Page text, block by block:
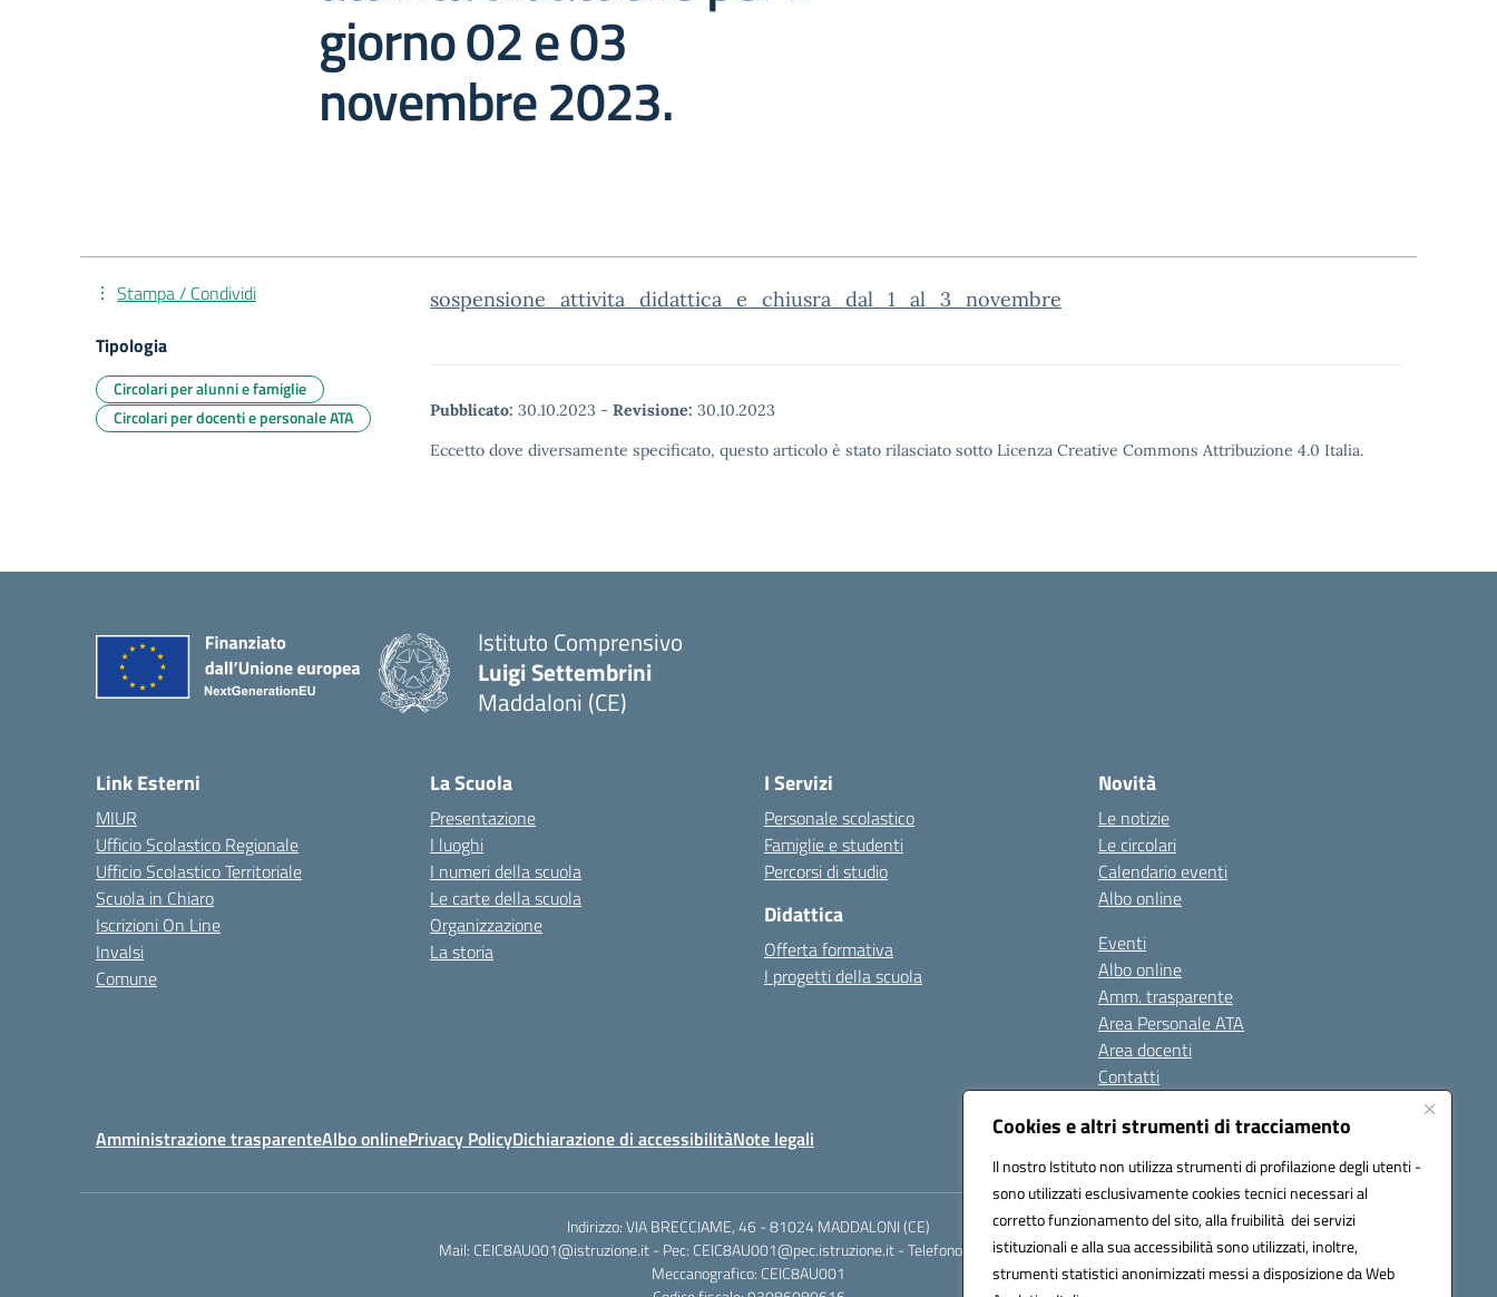
Cookies e altri strumenti di tracciamento
Il nostro Istituto non utilizza strumenti di profilazione degli utenti -
sono utilizzati esclusivamente cookies tecnici necessari al
corretto funzionamento del sito, alla fruibilità dei servizi
istituzionali e alla sua accessibilità sono utilizzati, inoltre,
strumenti statistici anonimizzati messi a disposizione da Web
giorno 02 e 03
novembre 2023.
sospensione_attivita_didattica_e_chiusra_dal_1_al_3_novembre
Pubblicato: 30.10.2023 - Revisione: 30.10.2023
Eccetto dove diversamente specificato, questo articolo è stato rilasciato sotto Licenza Creative Commons Attribuzione 4.0 Italia.
Stampa / Condividi
Tipologia
Circolari per alunni e famiglie
Circolari per docenti e personale ATA
Istituto Comprensivo
Luigi Settembrini
Maddaloni (CE)
Link Esterni
MIUR
Ufficio Scolastico Regionale
Ufficio Scolastico Territoriale
Scuola in Chiaro
Iscrizioni On Line
Invalsi
Comune
La Scuola
Presentazione
I luoghi
I numeri della scuola
Le carte della scuola
Organizzazione
La storia
I Servizi
Personale scolastico
Famiglie e studenti
Percorsi di studio
Didattica
Offerta formativa
I progetti della scuola
Novità
Le notizie
Le circolari
Calendario eventi
Albo online
Eventi
Albo online
Amm. trasparente
Area Personale ATA
Area docenti
Contatti
Amministrazione trasparenteAlbo onlinePrivacy PolicyDichiarazione di accessibilitàNote legali
Indirizzo: VIA BRECCIAME, 46 - 81024 MADDALONI (CE)
Mail: CEIC8AU001@istruzione.it - Pec: CEIC8AU001@pec.istruzione.it - Telefono: 0823408721
Meccanografico: CEIC8AU001